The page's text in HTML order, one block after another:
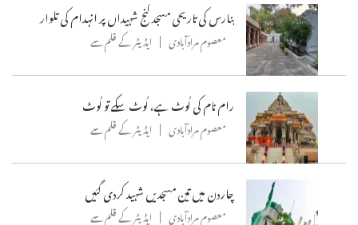
بنارس کی تاریحی مسجد گنج شہیداں پر انہدام کی تلوار
معصوم مرادآبادی ایڈیٹر کے قلم سے
رام نام کی لُوٹ ہے، لُوٹ سکے تو لُوٹ
معصوم مرادآبادی ایڈیٹر کے قلم سے
چاردن میں تین مسجدیں شہید کردی گئیں
معصوم مرادآبادی ایڈیٹر کے قلم سے